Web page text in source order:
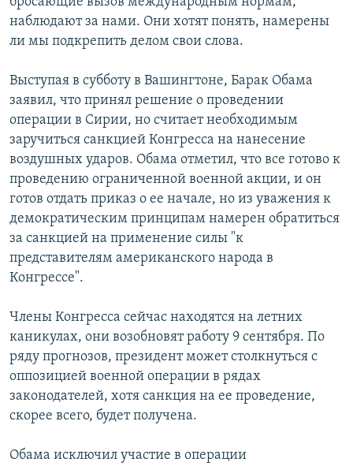
наблюдают за нами. Они хотят понять, намерены
ли мы подкрепить делом свои слова.
Выступая в субботу в Вашингтоне, Барак Обама
заявил, что принял решение о проведении
операции в Сирии, но считает необходимым
заручиться санкцией Конгресса на нанесение
воздушных ударов. Обама отметил, что все готово к
проведению ограниченной военной акции, и он
готов отдать приказ о ее начале, но из уважения к
демократическим принципам намерен обратиться
за санкцией на применение силы "к
представителям американского народа в
Конгрессе".
Члены Конгресса сейчас находятся на летних
каникулах, они возобновят работу 9 сентября. По
ряду прогнозов, президент может столкнуться с
оппозицией военной операции в рядах
законодателей, хотя санкция на ее проведение,
скорее всего, будет получена.
Обама исключил участие в операции